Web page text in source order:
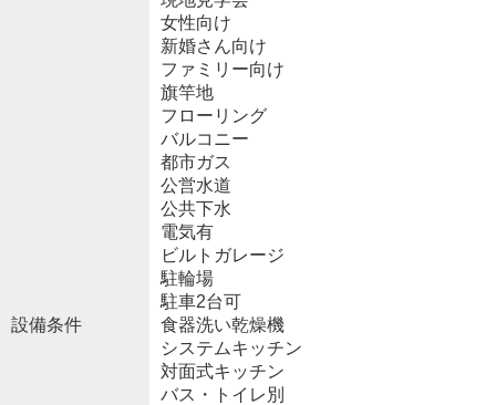
設備条件
女性向け
新婚さん向け
ファミリー向け
旗竿地
フローリング
バルコニー
都市ガス
公営水道
公共下水
電気有
ビルトガレージ
駐輪場
駐車2台可
食器洗い乾燥機
システムキッチン
対面式キッチン
バス・トイレ別